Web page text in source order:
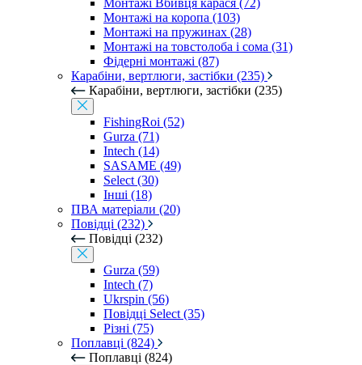
Монтажі Вбивця карася (72)
Монтажі на коропа (103)
Монтажі на пружинах (28)
Монтажі на товстолоба і сома (31)
Фідерні монтажі (87)
Карабіни, вертлюги, застібки (235)
Карабіни, вертлюги, застібки (235)
FishingRoi (52)
Gurza (71)
Intech (14)
SASAME (49)
Select (30)
Інші (18)
ПВА матеріали (20)
Повідці (232)
Повідці (232)
Gurza (59)
Intech (7)
Ukrspin (56)
Повідці Select (35)
Різні (75)
Поплавці (824)
Поплавці (824)